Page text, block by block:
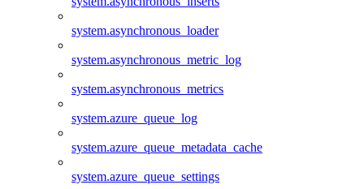
system.asynchronous_loader
system.asynchronous_metric_log
system.asynchronous_metrics
system.azure_queue_log
system.azure_queue_metadata_cache
system.azure_queue_settings